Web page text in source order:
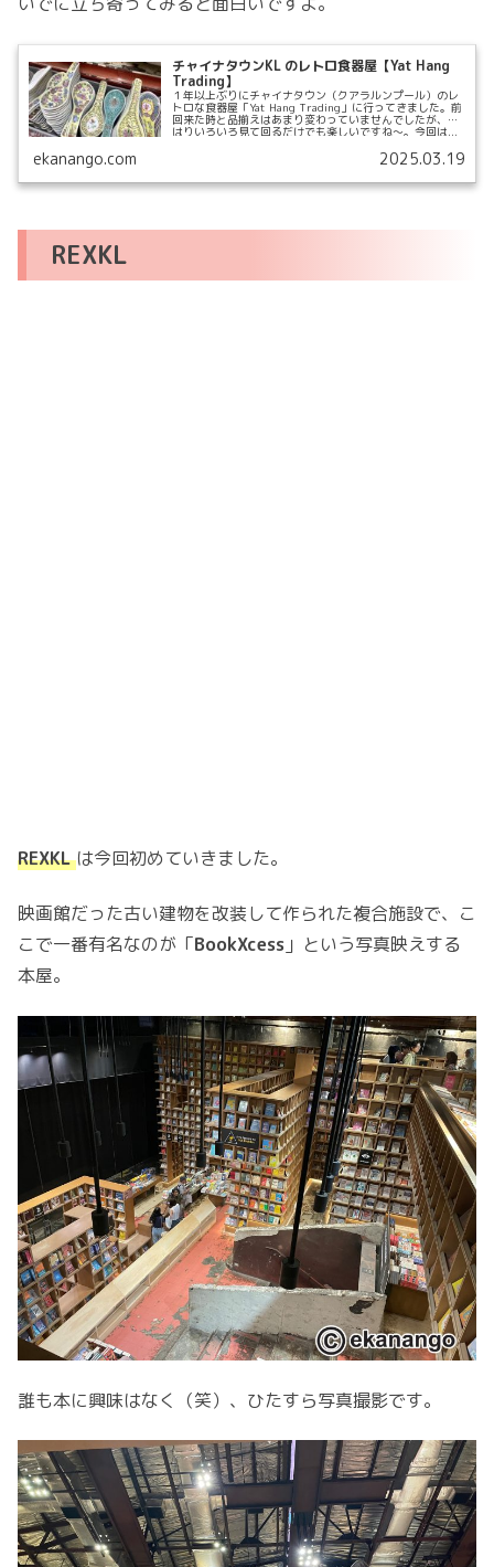
チャイナタウンKL のレトロ食器屋【Yat Hang
Trading】
１年以上ぶりにチャイナタウン（クアラルンプール）のレ
トロな食器屋「Yat Hang Trading」に行ってきました。前
回来た時と品揃えはあまり変わっていませんでしたが、や
はりいろいろ見て回るだけでも楽しいですね〜。今回は...
ekanango.com 2025.03.19
REXKL
REXKLは今回初めていきました。
映画館だった古い建物を改装して作られた複合施設で、こ
こで一番有名なのが「BookXcess 」という写真映えする
本屋。
誰も本に興味はなく（笑）、ひたすら写真撮影です。